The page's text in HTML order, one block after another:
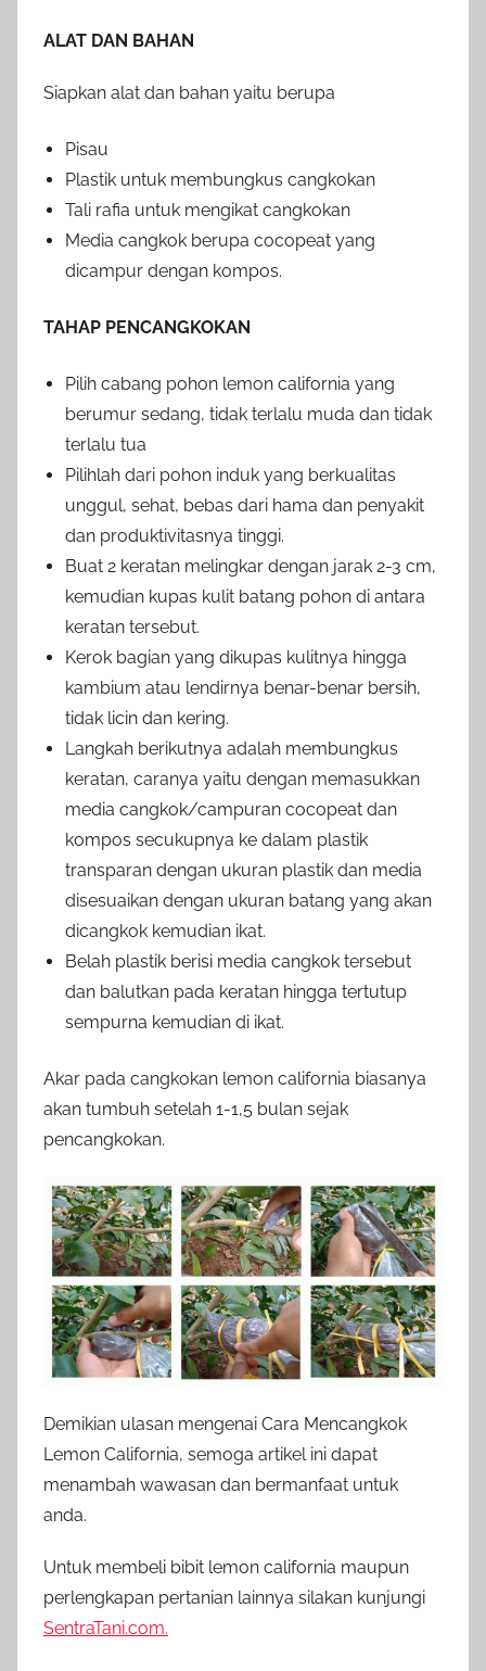
ALAT DAN BAHAN
Siapkan alat dan bahan yaitu berupa
Pisau
Plastik untuk membungkus cangkokan
Tali rafia untuk mengikat cangkokan
Media cangkok berupa cocopeat yang
dicampur dengan kompos.
TAHAP PENCANGKOKAN
Pilih cabang pohon lemon california yang
berumur sedang, tidak terlalu muda dan tidak
terlalu tua
Pilihlah dari pohon induk yang berkualitas
unggul, sehat, bebas dari hama dan penyakit
dan produktivitasnya tinggi.
Buat 2 keratan melingkar dengan jarak 2-3 cm,
kemudian kupas kulit batang pohon di antara
keratan tersebut.
Kerok bagian yang dikupas kulitnya hingga
kambium atau lendirnya benar-benar bersih,
tidak licin dan kering.
Langkah berikutnya adalah membungkus
keratan, caranya yaitu dengan memasukkan
media cangkok/campuran cocopeat dan
kompos secukupnya ke dalam plastik
transparan dengan ukuran plastik dan media
disesuaikan dengan ukuran batang yang akan
dicangkok kemudian ikat.
Belah plastik berisi media cangkok tersebut
dan balutkan pada keratan hingga tertutup
sempurna kemudian di ikat.
Akar pada cangkokan lemon california biasanya
akan tumbuh setelah 1-1,5 bulan sejak
pencangkokan.
Demikian ulasan mengenai Cara Mencangkok
Lemon California, semoga artikel ini dapat
menambah wawasan dan bermanfaat untuk
anda.
Untuk membeli bibit lemon california maupun
perlengkapan pertanian lainnya silakan kunjungi
SentraTani.com.